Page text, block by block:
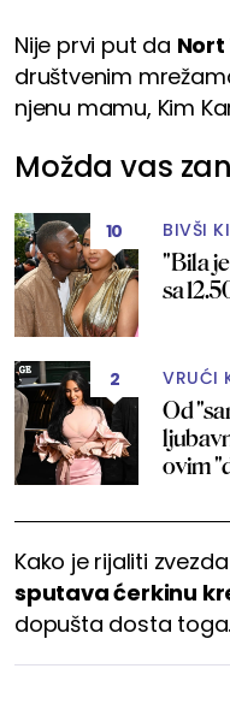
Nije prvi put da
društvenim
njenu mamu, Kim
Možda vas
10 BIVŠI
"Bila
sa
2 VRUĆI
Od
ovim
Kako je rijaliti
sputava ćerkinu
dopušta dosta toga.